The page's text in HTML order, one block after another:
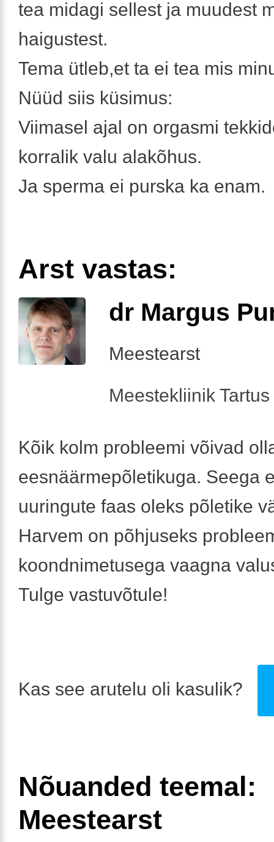
tea midagi sellest ja muudest
haigustest.
Tema ütleb,et ta ei tea mis
Nüüd siis küsimus:
Viimasel ajal on orgasmi
korralik valu alakõhus.
Ja sperma ei purska ka enam.
Arst vastas:
dr Margus
Meestearst
Meestekliinik
Kõik kolm probleemi võivad
eesnäärmepõletikuga. Seega
uuringute faas oleks põletike
Harvem on põhjuseks
koondnimetusega vaagna
Tulge vastuvõtule!
Kas see arutelu oli kasulik?
Nõuanded teemal:
Meestearst